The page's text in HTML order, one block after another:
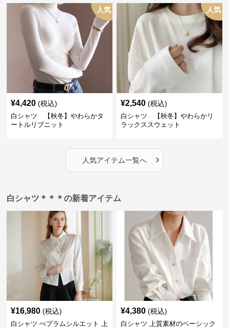
人気
¥4,420 (税込)
白シャツ 【秋冬】やわらかタ
ートルリブニット
人気
¥2,540 (税込)
白シャツ 【秋冬】やわらかリ
ラックススウェット
人気アイテム一覧へ ›
白シャツ＊＊＊の新着アイテム
¥16,980 (税込)
白シャツ ぺプラムシルエット 上
¥4,380 (税込)
白シャツ 上質素材のベーシック